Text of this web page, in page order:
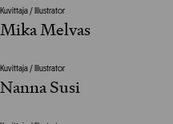
Kuvittaja / Illustrator
Mika Melvas
Kuvittaja / Illustrator
Nanna Susi